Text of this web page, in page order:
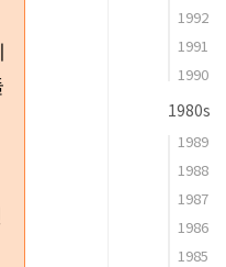
1992
1991
1990
1980s
1989
1988
1987
1986
1985